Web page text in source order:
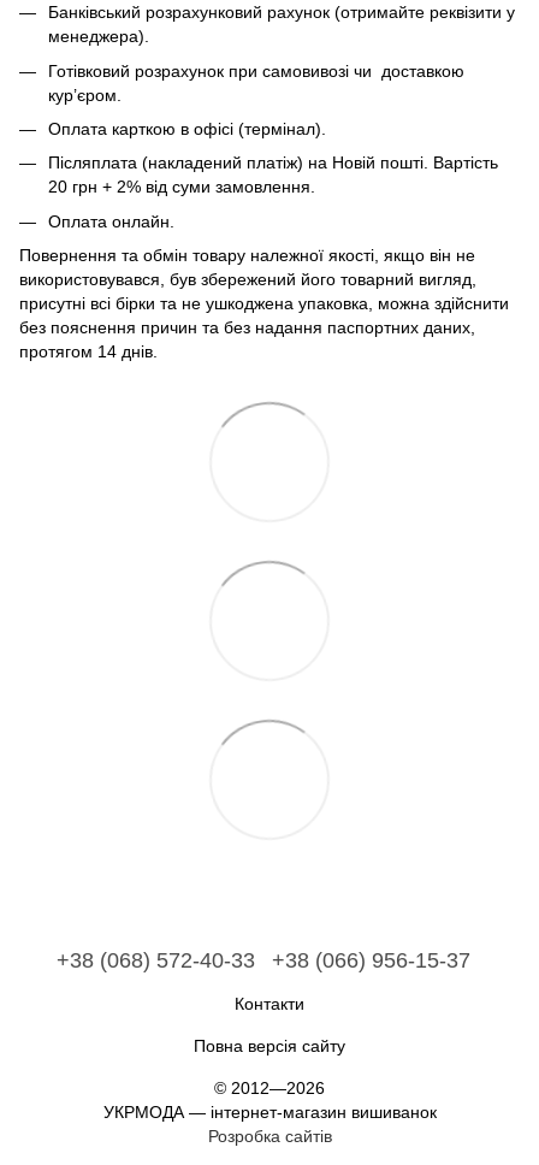
Банківський розрахунковий рахунок (отримайте реквізити у
менеджера).
Готівковий розрахунок при самовивозі чи доставкою
кур’єром.
Оплата карткою в офісі (термінал).
Післяплата (накладений платіж) на Новій пошті. Вартість
20 грн + 2% від суми замовлення.
Оплата онлайн.
Повернення та обмін товару належної якості, якщо він не
використовувався, був збережений його товарний вигляд,
присутні всі бірки та не ушкоджена упаковка, можна здійснити
без пояснення причин та без надання паспортних даних,
протягом 14 днів.
+38 (068) 572-40-33 +38 (066) 956-15-37
Контакти
Повна версія сайту
© 2012—2026
УКРМОДА — інтернет-магазин вишиванок
Розробка сайтів